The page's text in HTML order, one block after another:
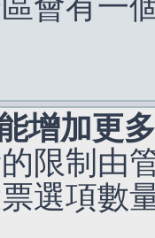
會有一
增加更
限制由
選項數